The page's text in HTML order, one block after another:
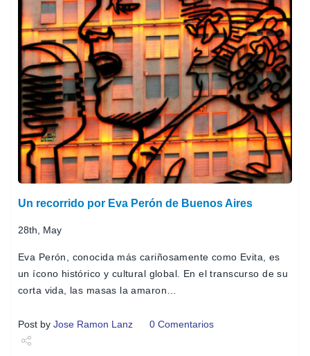
Un recorrido por Eva Perón de Buenos Aires
28th, May
Eva Perón, conocida más cariñosamente como Evita, es
un ícono histórico y cultural global. En el transcurso de su
corta vida, las masas la amaron…
Post by Jose Ramon Lanz 0 Comentarios